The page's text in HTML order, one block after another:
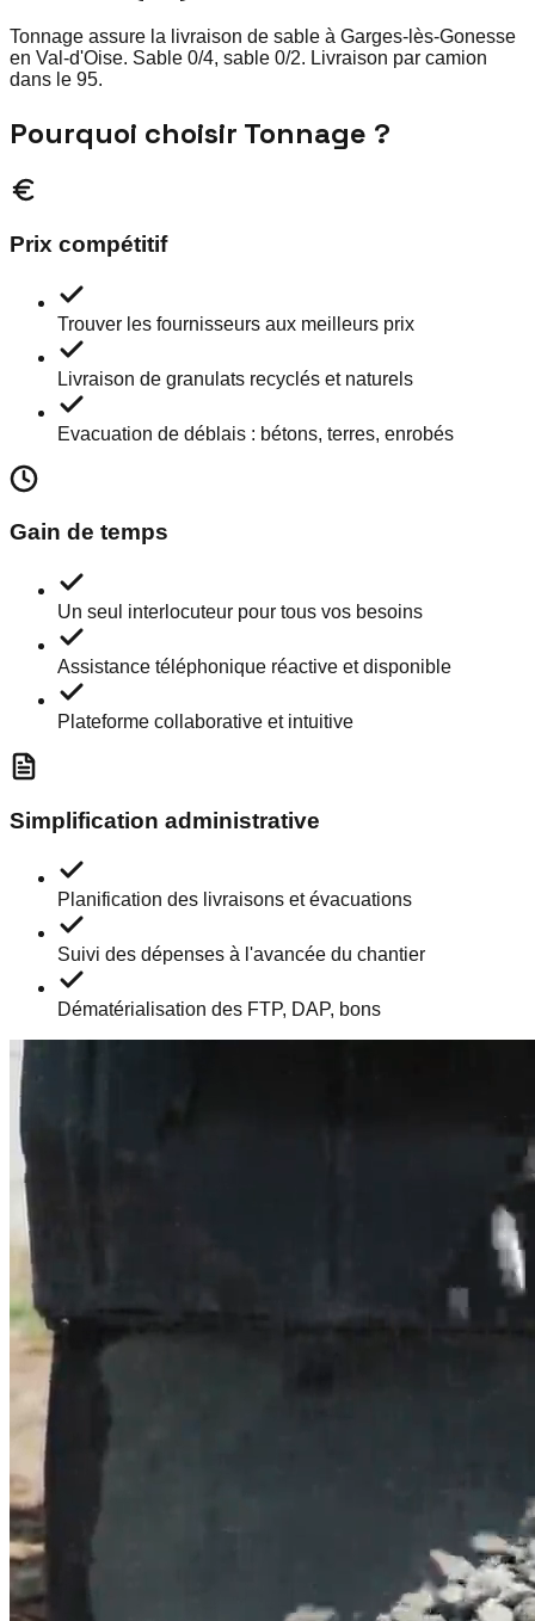
Tonnage assure la livraison de sable à Garges-lès-Gonesse
en Val-d'Oise. Sable 0/4, sable 0/2. Livraison par camion
dans le 95.
Pourquoi choisir Tonnage ?
Prix compétitif
Trouver les fournisseurs aux meilleurs prix
Livraison de granulats recyclés et naturels
Evacuation de déblais : bétons, terres, enrobés
Gain de temps
Un seul interlocuteur pour tous vos besoins
Assistance téléphonique réactive et disponible
Plateforme collaborative et intuitive
Simplification administrative
Planification des livraisons et évacuations
Suivi des dépenses à l'avancée du chantier
Dématérialisation des FTP, DAP, bons